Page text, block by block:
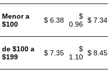
Menor a
$100
$ 6.38
$
0.96 $ 7.34
de $100 a
$199
$ 7.35
$
1.10 $ 8.45